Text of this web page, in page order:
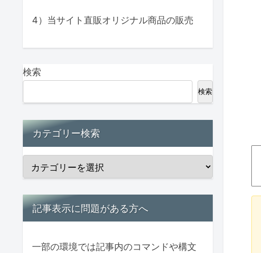
4）当サイト直販オリジナル商品の販売
検索
検索
カテゴリー検索
記事表示に問題がある方へ
一部の環境では記事内のコマンドや構文